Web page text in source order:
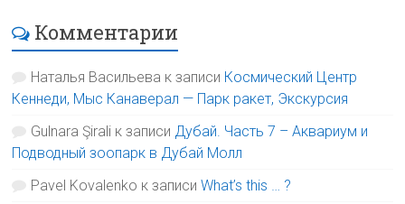
Комментарии
Наталья Васильева к записи Космический Центр
Кеннеди, Мыс Канаверал — Парк ракет, Экскурсия
Gulnara Şirali к записи Дубай. Часть 7 – Аквариум и
Подводный зоопарк в Дубай Молл
Pavel Kovalenko к записиWhat’s this … ?